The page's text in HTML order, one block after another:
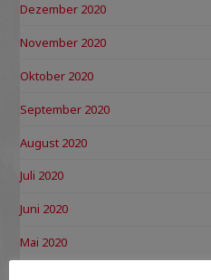
Dezember 2020
November 2020
Oktober 2020
September 2020
August 2020
Juli 2020
Juni 2020
Mai 2020